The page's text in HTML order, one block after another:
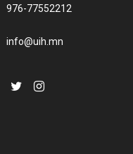
976-77552212
info@uih.mn